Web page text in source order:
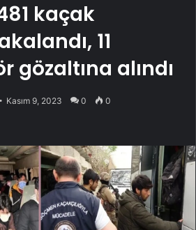
kaçak
11
gözaltına alındı
Kasım 9, 2023 0 0